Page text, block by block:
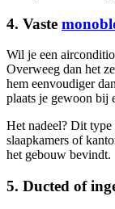
4. Vaste
Wil je een
Overweeg dan het
hem eenvoudiger
plaats je gewoon bij
Het nadeel? Dit
slaapkamers of
het gebouw bevindt.
5. Ducted of